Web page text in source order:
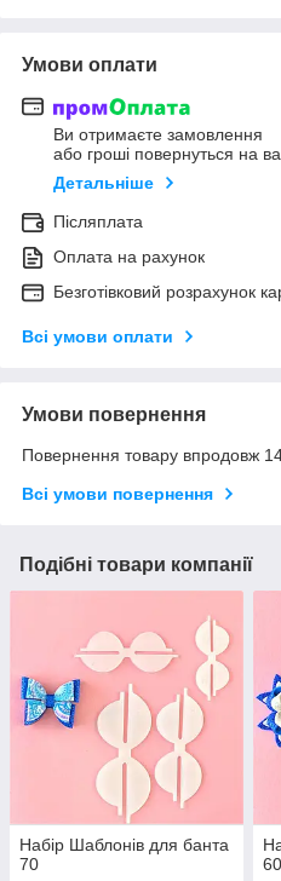
Умови оплати
Ви отримаєте замовлення
або гроші повернуться на
Детальніше
Післяплата
Оплата на рахунок
Безготівковий розрахунок
Всі умови оплати
Умови повернення
Повернення товару впродовж
Всі умови повернення
Подібні товари компанії
Набір Шаблонів для банта
70
60